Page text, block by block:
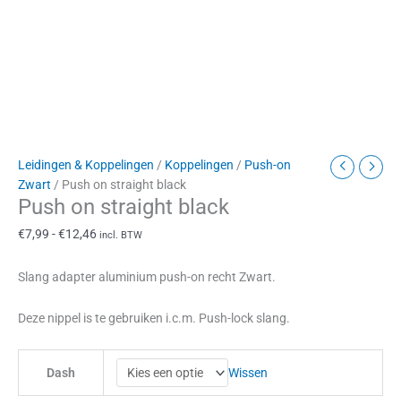
Leidingen & Koppelingen / Koppelingen / Push-on
Zwart / Push on straight black
Push on straight black
€7,99 -€12,46 incl. BTW
Slang adapter aluminium push-on recht Zwart.
Deze nippel is te gebruiken i.c.m. Push-lock slang.
Dash Wissen